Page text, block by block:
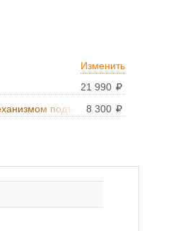
Изменить
21 990
подъема8 300